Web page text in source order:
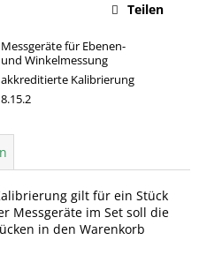
Messgeräte für Ebenen-
und Winkelmessung
akkreditierte Kalibrierung
8.15.2
Teilen
gilt für ein Stück
Messgeräte im Set soll die
in den Warenkorb